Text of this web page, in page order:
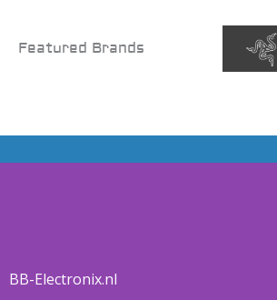
Featured Brands
BB-Electronix.nl